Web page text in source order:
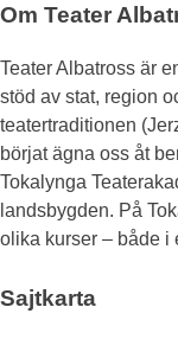
Om Teater
Teater Albatross är
stöd av stat, region
teatertraditionen
börjat ägna oss åt
Tokalynga
landsbygden. På
olika kurser – både i
Sajtkarta